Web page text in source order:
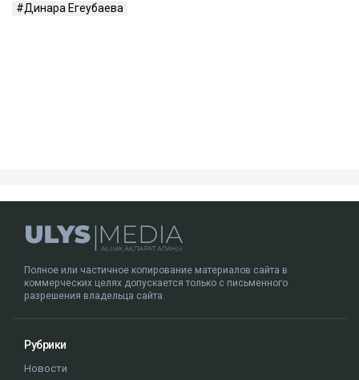
Динара Егеубаева
Полное или частичное копирование материалов сайта в
коммерческих целях допускается только с письменного
разрешения владельца сайта.
Рубрики
Новости